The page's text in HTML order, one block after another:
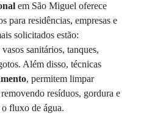
em São Miguel oferece
para residências, empresas e
solicitados estão:
sanitários, tanques,
Além disso, técnicas
, permitem limpar
resíduos, gordura e
fluxo de água.